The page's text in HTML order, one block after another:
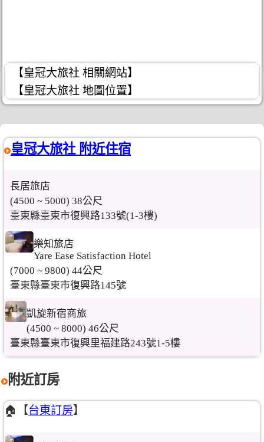
【皇冠大旅社 相關網站】
【皇冠大旅社 地圖位置】
皇冠大旅社 附近住宿
長居旅店
(4500 ~ 5000) 38公尺
臺東縣臺東市復興路133號(1-3樓)
樂知旅店
Yare Ease Satisfaction Hotel
(7000 ~ 9800) 44公尺
臺東縣臺東市復興路145號
凱旋新宿商旅
(4500 ~ 8000) 46公尺
臺東縣臺東市復興里福建路243號1-5樓
附近訂房
🏠【台東訂房】